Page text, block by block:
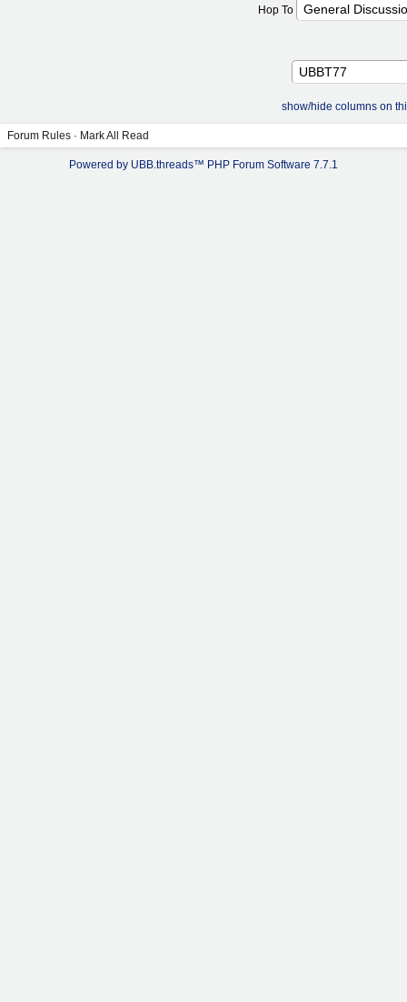
Hop To
show/hide columns on
Forum Rules · Mark All Read
Powered by UBB.threads™ PHP Forum Software 7.7.1